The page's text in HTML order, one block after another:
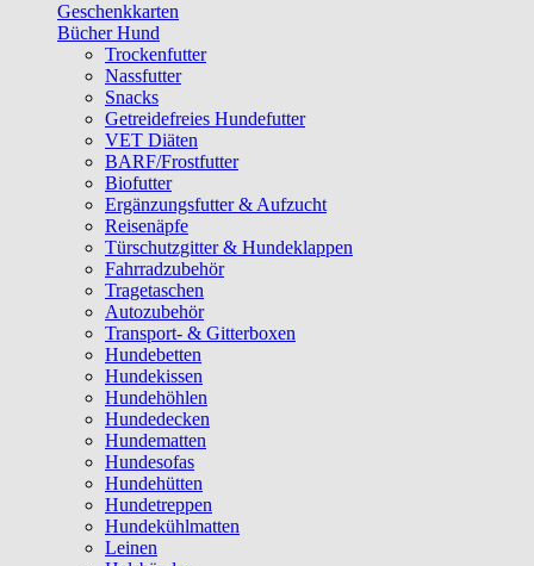
Geschenkkarten
Bücher Hund
Trockenfutter
Nassfutter
Snacks
Getreidefreies Hundefutter
VET Diäten
BARF/Frostfutter
Biofutter
Ergänzungsfutter & Aufzucht
Reisenäpfe
Türschutzgitter & Hundeklappen
Fahrradzubehör
Tragetaschen
Autozubehör
Transport- & Gitterboxen
Hundebetten
Hundekissen
Hundehöhlen
Hundedecken
Hundematten
Hundesofas
Hundehütten
Hundetreppen
Hundekühlmatten
Leinen